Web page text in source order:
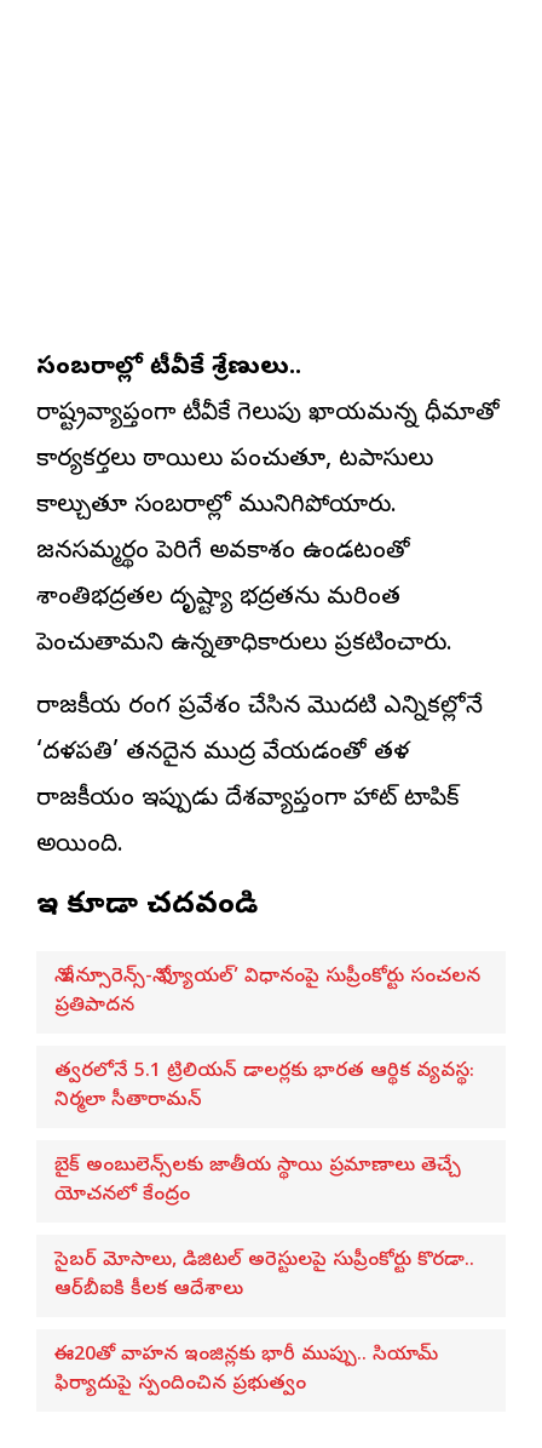
సంబరాల్లో టీవీకే శ్రేణులు..
రాష్ట్రవ్యాప్తంగా టీవీకే గెలుపు ఖాయమన్న ధీమాతో
కార్యకర్తలు మిఠాయిలు పంచుతూ, టపాసులు
కాల్చుతూ సంబరాల్లో మునిగిపోయారు.
జనసమ్మర్థం పెరిగే అవకాశం ఉండటంతో
శాంతిభద్రతల దృష్ట్యా భద్రతను మరింత
పెంచుతామని ఉన్నతాధికారులు ప్రకటించారు.
రాజకీయ రంగ ప్రవేశం చేసిన మొదటి ఎన్నికల్లోనే
‘దళపతి’ తనదైన ముద్ర వేయడంతో తమిళ
రాజకీయం ఇప్పుడు దేశవ్యాప్తంగా హాట్ టాపిక్
అయింది.
ఇవి కూడా చదవండి
నో ఇన్సూరెన్స్-నో ఫ్యూయల్’ విధానంపై సుప్రీంకోర్టు సంచలన
ప్రతిపాదన
త్వరలోనే 5.1 ట్రిలియన్ డాలర్లకు భారత ఆర్థిక వ్యవస్థ:
నిర్మలా సీతారామన్
బైక్ అంబులెన్స్‌లకు జాతీయ స్థాయి ప్రమాణాలు తెచ్చే
యోచనలో కేంద్రం
సైబర్ మోసాలు, డిజిటల్ అరెస్టులపై సుప్రీంకోర్టు కొరడా..
ఆర్‌బీఐకి కీలక ఆదేశాలు
ఈ20తో వాహన ఇంజిన్లకు భారీ ముప్పు.. సియామ్
ఫిర్యాదుపై స్పందించిన ప్రభుత్వం